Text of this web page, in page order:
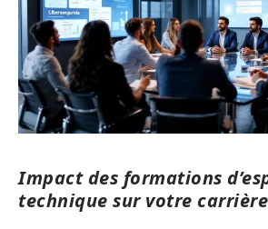
Impact des formations
technique sur votre carrière